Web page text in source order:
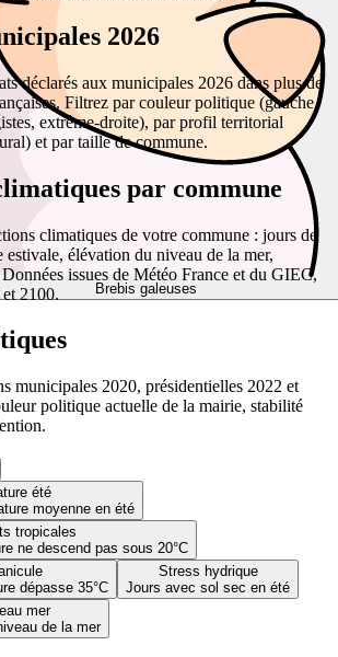
Brebis galeuses
été
moyenne en été
tropicales
ne descend pas sous 20°C
dépasse 35°C
Stress hydrique
Jours avec sol sec en été
mer
de la mer
2026
déclarés aux municipales 2026 dans plus de
Filtrez par couleur politique (gauche,
extrême-droite), par profil territorial
et par taille de commune.
par commune
climatiques de votre commune : jours de
estivale, élévation du niveau de la mer,
Données issues de Météo France et du GIEC,
2100.
municipales 2020, présidentielles 2022 et
politique actuelle de la mairie, stabilité